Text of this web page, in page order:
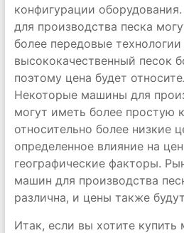
конфигурации
для производства песка
более передовые
высококачественный песок
поэтому цена будет
Некоторые машины для
могут иметь более простую
относительно более низкие
определенное влияние на
географические факторы.
машин для производства
различна, и цены также
Итак, если вы хотите купить